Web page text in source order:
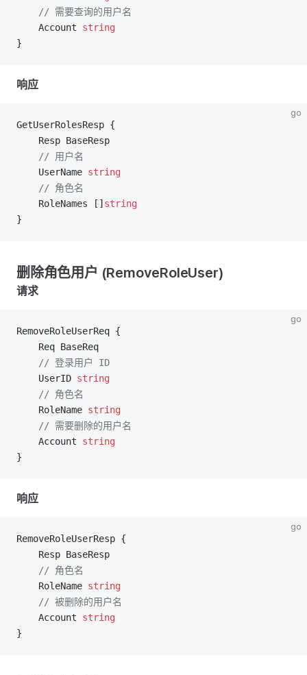
	// 需要查询的用户名
	Account
string
}
响应
go
GetUserRolesResp {
	Resp BaseResp
	// 用户名
	UserName
string
	// 角色名
	RoleNames []
string
}
删除角色用户 (RemoveRoleUser)
请求
go
RemoveRoleUserReq {
	Req BaseReq
	// 登录用户 ID
	UserID
string
	// 角色名
	RoleName
string
	// 需要删除的用户名
	Account
string
}
响应
go
RemoveRoleUserResp {
	Resp BaseResp
	// 角色名
	RoleName
string
	// 被删除的用户名
	Account
string
}